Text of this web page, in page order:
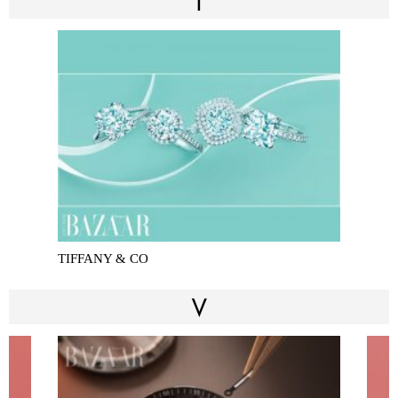
TIFFANY & CO
V